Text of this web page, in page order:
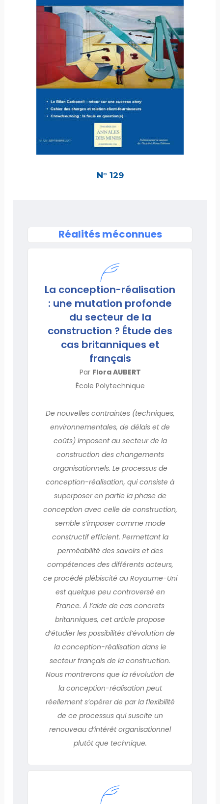
N° 129
Réalités méconnues
La conception-réalisation
: une mutation profonde
du secteur de la
construction ? Étude des
cas britanniques et
français
Par Flora AUBERT
École Polytechnique
De nouvelles contraintes (techniques,
environnementales, de délais et de
coûts) imposent au secteur de la
construction des changements
organisationnels. Le processus de
conception-réalisation, qui consiste à
superposer en partie la phase de
conception avec celle de construction,
semble s’imposer comme mode
constructif efficient. Permettant la
perméabilité des savoirs et des
compétences des différents acteurs,
ce procédé plébiscité au Royaume-Uni
est quelque peu controversé en
France. À l’aide de cas concrets
britanniques, cet article propose
d’étudier les possibilités d’évolution de
la conception-réalisation dans le
secteur français de la construction.
Nous montrerons que la révolution de
la conception-réalisation peut
réellement s’opérer de par la flexibilité
de ce processus qui suscite un
renouveau d’intérêt organisationnel
plutôt que technique.